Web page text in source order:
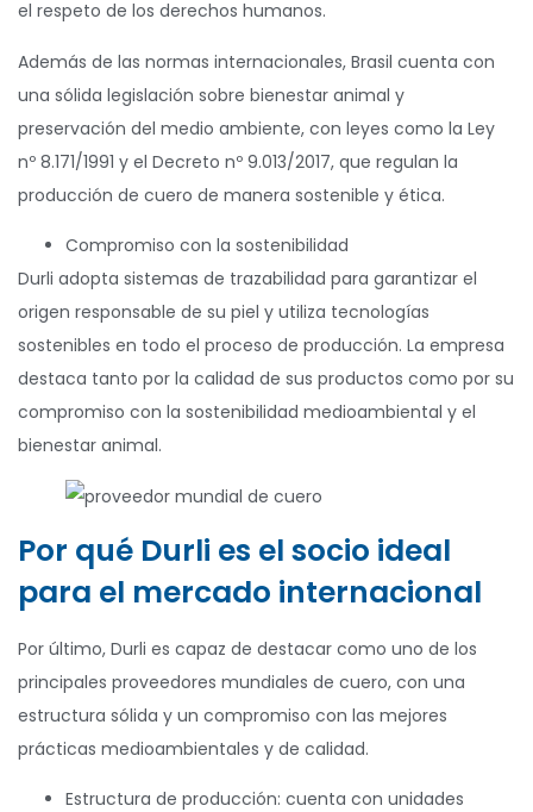
el respeto de los derechos humanos.
Además de las normas internacionales, Brasil cuenta con
una sólida legislación sobre bienestar animal y
preservación del medio ambiente, con leyes como la Ley
nº 8.171/1991 y el Decreto nº 9.013/2017, que regulan la
producción de cuero de manera sostenible y ética.
Compromiso con la sostenibilidad
Durli adopta sistemas de trazabilidad para garantizar el
origen responsable de su piel y utiliza tecnologías
sostenibles en todo el proceso de producción. La empresa
destaca tanto por la calidad de sus productos como por su
compromiso con la sostenibilidad medioambiental y el
bienestar animal.
Por qué Durli es el socio ideal
para el mercado internacional
Por último, Durli es capaz de destacar como uno de los
principales proveedores mundiales de cuero, con una
estructura sólida y un compromiso con las mejores
prácticas medioambientales y de calidad.
Estructura de producción: cuenta con unidades